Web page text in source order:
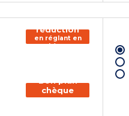
150€ de
réduction
en réglant en
chèque
chèque
vacances